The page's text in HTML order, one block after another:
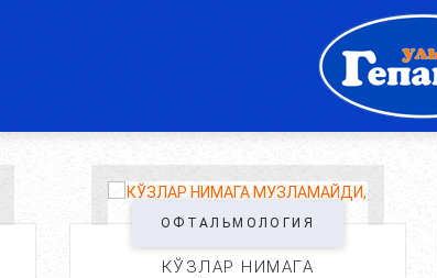
ОФТАЛЬМОЛОГИЯ
КЎЗЛАР НИМАГА